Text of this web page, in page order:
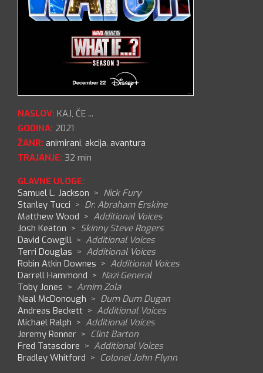
NASLOV: KAJ, ČE ...
GODINA: 2021
ŽANR: animirani, akcija, avantura
TRAJANJE: 32 min
GLAVNE ULOGE:
Samuel L. Jackson > Nick Fury
Stanley Tucci > Dr. Abraham Erskine
Matthew Wood > Additional Voices
Josh Keaton > Skinny Steve Rogers
David Cowgill > Additional Voices
Terri Douglas > Additional Voices
Robin Atkin Downes > Additional Voices
Darrell Hammond > Nazi General
Toby Jones > Arnim Zola
Neal McDonough > Dum Dum Dugan
Andreas Beckett > Additional Voices
Michael Ralph > Additional Voices
Jeremy Renner > Clint Barton
Fred Tatasciore > Additional Voices
Bradley Whitford > Colonel John Flynn